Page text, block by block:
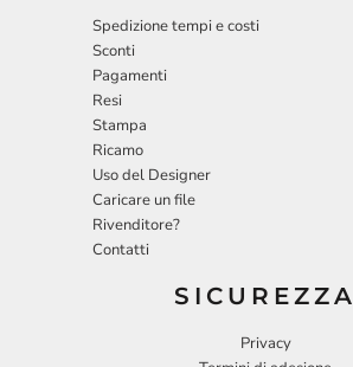
Spedizione tempi e costi
Sconti
Pagamenti
Resi
Stampa
Ricamo
Uso del Designer
Caricare un file
Rivenditore?
Contatti
SICUREZZA
Privacy